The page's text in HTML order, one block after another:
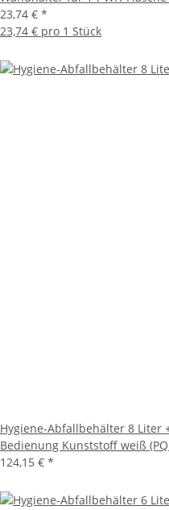
23,74 € *
23,74 € pro 1 Stück
Hygiene-Abfallbehälter 8 Liter
Bedienung Kunststoff weiß
124,15 € *